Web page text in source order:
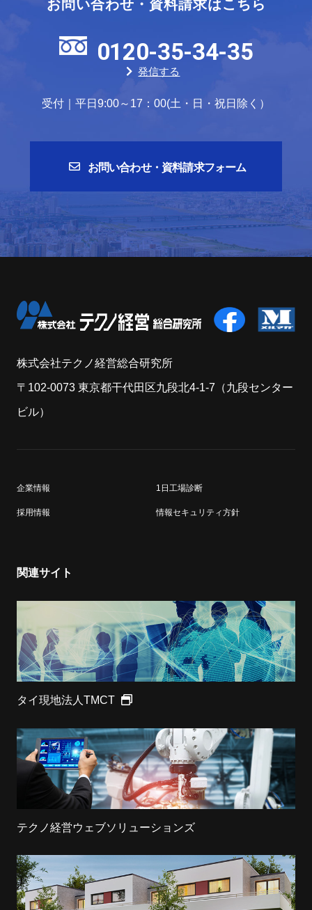
お問い合わせ・資料請求はこちら
0120-35-34-35
発信する
受付｜平日9:00～17：00(土・日・祝日除く）
お問い合わせ・資料請求フォーム
株式会社テクノ経営総合研究所
〒102-0073 東京都干代田区九段北4-1-7（九段センター
ビル）
企業情報 1日工場診断
採用情報 情報セキュリティ方針
関連サイト
タイ現地法人TMCT
テクノ経営ウェブソリューションズ